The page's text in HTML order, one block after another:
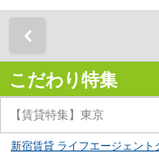
こだわり特集
【賃貸特集】東京
新宿賃貸 ライフエージェント